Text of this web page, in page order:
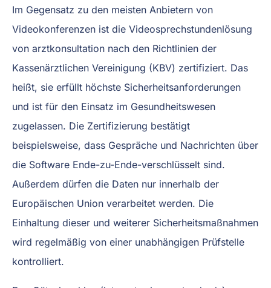
Im Gegensatz zu den meisten Anbietern von
Videokonferenzen ist die Videosprechstundenlösung
von arztkonsultation nach den Richtlinien der
Kassenärztlichen Vereinigung (KBV) zertifiziert. Das
heißt, sie erfüllt höchste Sicherheitsanforderungen
und ist für den Einsatz im Gesundheitswesen
zugelassen. Die Zertifizierung bestätigt
beispielsweise, dass Gespräche und Nachrichten über
die Software Ende-zu-Ende-verschlüsselt sind.
Außerdem dürfen die Daten nur innerhalb der
Europäischen Union verarbeitet werden. Die
Einhaltung dieser und weiterer Sicherheitsmaßnahmen
wird regelmäßig von einer unabhängigen Prüfstelle
kontrolliert.